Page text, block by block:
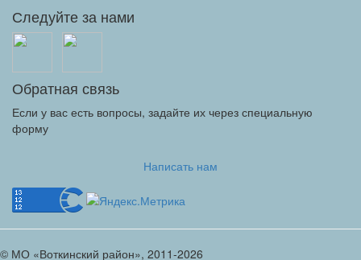
Следуйте за нами
Обратная связь
Если у вас есть вопросы, задайте их через специальную
форму
Написать нам
© МО «Воткинский район», 2011-2026